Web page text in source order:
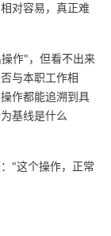
对容易，真正难
作"，但看不出来
与本职工作相
作都能追溯到具
基线是什么
"这个操作，正常